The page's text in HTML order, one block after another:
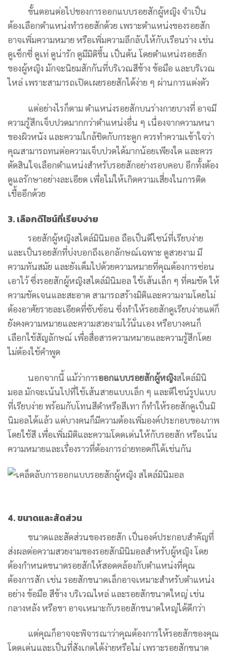
ขั้นตอนต่อไปของการออกแบบรอยสักผู้หญิง จำเป็น
ต้องเลือกตำแหน่งทำรอยสักด้วย เพราะตำแหน่งของรอยสัก
อาจเพิ่มความหมาย หรือเพิ่มความลึกลับให้กับเรือนร่าง เช่น
ดูเซ็กซี่ ดูเท่ ดูน่ารัก ดูมีมิติขึ้น เป็นต้น โดยตำแหน่งรอยสัก
ของผู้หญิง มักจะนิยมสักกันที่บริเวณสีข้าง ข้อมือ และบริเวณ
ไหล่ เพราะสามารถเปิดเผยรอยสักได้ง่าย ๆ ผ่านการแต่งตัว
แต่อย่างไรก็ตาม ตำแหน่งรอยสักบนร่างกายบางที่ อาจมี
ความรู้สึกเจ็บปวดมากกว่าตำแหน่งอื่น ๆ เนื่องจากความหนา
ของผิวหนัง และความใกล้ชิดกับกระดูก ควรทำความเข้าใจว่า
คุณสามารถทนต่อความเจ็บปวดได้มากน้อยเพียงใด และควร
ตัดสินใจเลือกตำแหน่งสำหรับรอยสักอย่างรอบคอบ อีกทั้งต้อง
ดูแลรักษาอย่างละเอียด เพื่อไม่ให้เกิดความเสี่ยงในการติด
เชื้ออีกด้วย
3. เลือกดีไซน์ที่เรียบง่าย
รอยสักผู้หญิงสไตล์มินิมอล ถือเป็นดีไซน์ที่เรียบง่าย
และเป็นรอยสักที่บ่งบอกถึงเอกลักษณ์เฉพาะ ดูสวยงาม มี
ความทันสมัย และยังเต็มไปด้วยความหมายที่คุณต้องการซ่อน
เอาไว้ ซึ่งรอยสักผู้หญิงสไตล์มินิมอล ใช้เส้นเล็ก ๆ ที่คมชัด ให้
ความชัดเจนและสะอาด สามารถสร้างมิติและความงามโดยไม่
ต้องอาศัยรายละเอียดที่ซับซ้อน ซึ่งทำให้รอยสักดูเรียบง่ายแต่ก็
ยังคงความหมายและความสวยงามไว้นั่นเอง หรือบางคนก็
เลือกใช้สัญลักษณ์ เพื่อสื่อสารความหมายและความรู้สึกโดย
ไม่ต้องใช้คำพูด
นอกจากนี้ แม้ว่าการออกแบบรอยสักผู้หญิงสไตล์มินิ
มอล มักจะเน้นไปที่ใช้เส้นสายแบบเล็ก ๆ และดีไซน์รูปแบบ
ที่เรียบง่าย พร้อมกับโทนสีดำหรือสีเทา ก็ทำให้รอยสักดูเป็นมิ
นิมอลได้แล้ว แต่บางคนก็มีความต้องเพิ่มองค์ประกอบของภาพ
โดยใช้สี เพื่อเพิ่มมิติและความโดดเด่นให้กับรอยสัก หรือเน้น
ความหมายและเรื่องราวที่ต้องการถ่ายทอดก็ได้เช่นกัน
4. ขนาดและสัดส่วน
ขนาดและสัดส่วนของรอยสัก เป็นองค์ประกอบสำคัญที่
ส่งผลต่อความสวยงามของรอยสักมินิมอลสำหรับผู้หญิง โดย
ต้องกำหนดขนาดรอยสักให้สอดคล้องกับตำแหน่งที่คุณ
ต้องการสัก เช่น รอยสักขนาดเล็กอาจเหมาะสำหรับตำแหน่ง
อย่าง ข้อมือ สีข้าง บริเวณไหล่ และรอยสักขนาดใหญ่ เช่น
กลางหลัง หรือขา อาจเหมาะกับรอยสักขนาดใหญ่ได้ดีกว่า
แต่คุณก็อาจจะพิจารณาว่าคุณต้องการให้รอยสักของคุณ
โดดเด่นและเป็นที่สังเกตได้ง่ายหรือไม่ เพราะรอยสักขนาด